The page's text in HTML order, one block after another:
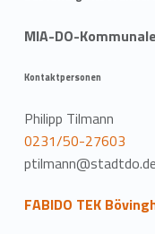
MIA-DO-
Kontaktpersonen
Philipp Tilmann
0231/50-27603
ptilmann@stadtdo.de
FABIDO TEK